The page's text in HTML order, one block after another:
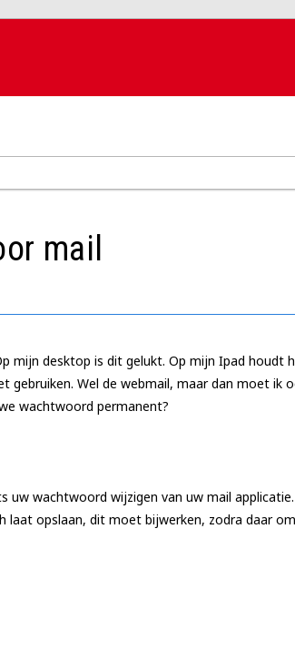
mail
mijn desktop is dit gelukt. Op mijn Ipad houdt
gebruiken. Wel de webmail, maar dan moet
wachtwoord permanent?
uw wachtwoord wijzigen van uw mail applicatie.
opslaan, dit moet bijwerken, zodra daar